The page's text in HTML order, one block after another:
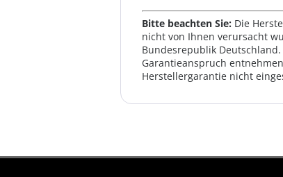
Bitte beachten Sie: Die
nicht von Ihnen verursacht
Bundesrepublik
Garantieanspruch
Herstellergarantie nicht